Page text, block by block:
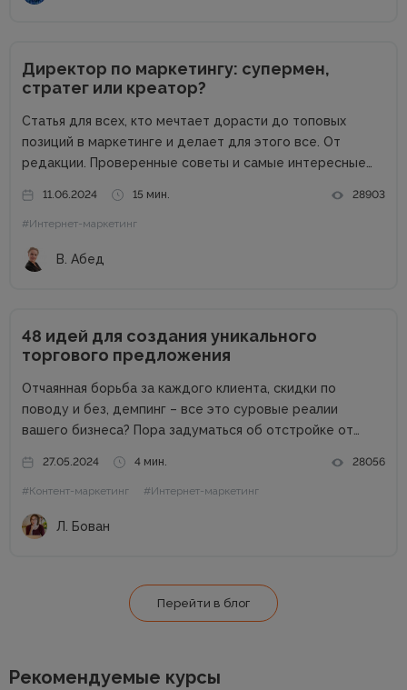
Директор по маркетингу: супермен,
стратег или креатор?
Статья для всех, кто мечтает дорасти до топовых
позиций в маркетинге и делает для этого все. От
редакции. Проверенные советы и самые интересные
на наш телеграм-канал и получайте каждую неделю
новую порцию...
11.06.2024 15 мин. 28903
#Интернет-маркетинг
В. Абед
48 идей для создания уникального
торгового предложения
Отчаянная борьба за каждого клиента, скидки по
поводу и без, демпинг – все это суровые реалии
вашего бизнеса? Пора задуматься об отстройке от
как выделиться среди аналогичных компаний, привлечь
внимание к продуктам...
27.05.2024 4 мин. 28056
#Контент-маркетинг #Интернет-маркетинг
Л. Бован
Перейти в блог
Рекомендуемые курсы